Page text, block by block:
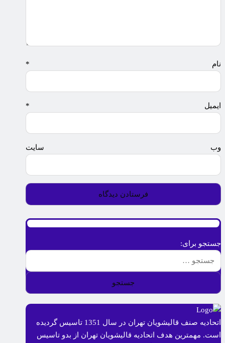
نام *
ایمیل *
وب‌ سایت
جستجو برای:
اتحادیه صنف قالیشویان تهران در سال 1351 تاسیس گردیده
است. مهمترین هدف اتحادیه قالیشویان تهران از بدو تاسیس